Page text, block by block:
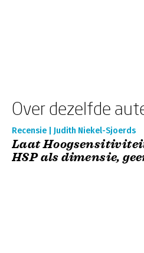
Over dezelfde
Recensie | Judith Niekel-Sjoerds
Laat
HSP als dimensie,